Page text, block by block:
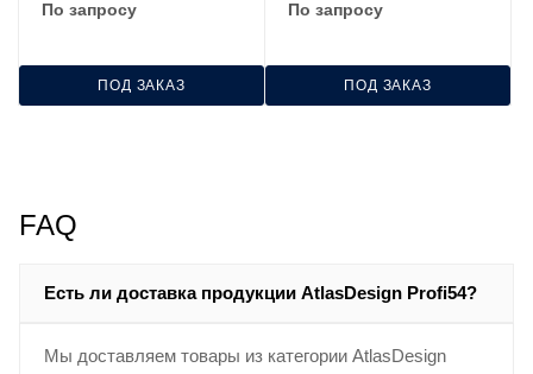
SE ATN540174
По запросу
ПОД ЗАКАЗ
По запросу
ПОД ЗАКАЗ
FAQ
Есть ли доставка продукции AtlasDesign Profi54?
Мы доставляем товары из категории AtlasDesign